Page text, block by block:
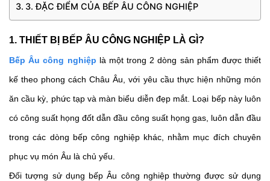
3. ĐẶC ĐIỂM CỦA BẾP ÂU CÔNG NGHIỆP
1. THIẾT BỊ BẾP ÂU CÔNG NGHIỆP LÀ GÌ?
Bếp Âu công nghiệp là một trong 2 dòng sản phẩm được thiết
kế theo phong cách Châu Âu, với yêu cầu thực hiện những món
ăn cầu kỳ, phức tạp và màn biểu diễn đẹp mắt. Loại bếp này luôn
có công suất họng đốt dẫn đầu công suất họng gas, luôn dẫn đầu
trong các dòng bếp công nghiệp khác, nhằm mục đích chuyên
phục vụ món Âu là chủ yếu.
Đối tượng sử dụng bếp Âu công nghiệp thường được sử dụng